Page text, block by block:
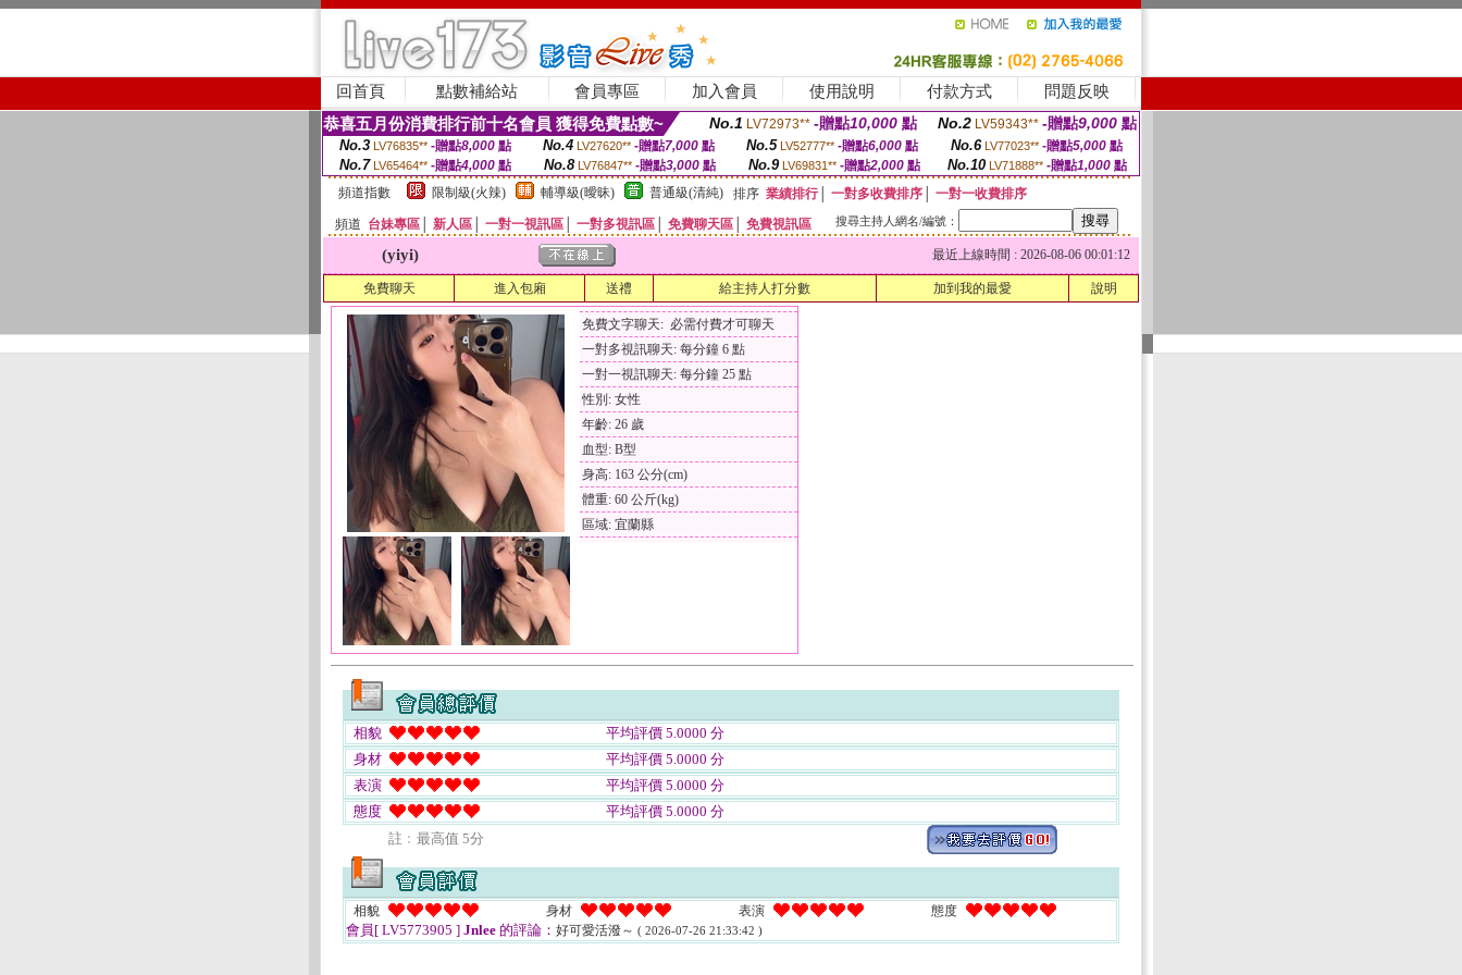
回首頁 點數補給站 會員專區 加入會員 使用說明 付款方式 問題反映
恭喜五月份消費排行前十名會員 獲得免費點數~ No.1 LV72973** -贈點10,000 點 No.2 LV59343** -贈點9,000 點
No.3 LV76835** -贈點8,000點 No.4 LV27620** -贈點7,000點 No.5 LV52777** -贈點6,000點 No.6 LV77023** -贈點5,000點
No.7 LV65464** -贈點4,000 點 No.8 LV76847** -贈點3,000 點 No.9 LV69831** -贈點2,000點 No.10 LV71888** -贈點1,000 點
頻道指數
限制級(火辣) 輔導級(曖昧) 普通級(清純) 排序 業績排行│ 一對多收費排序
一對一收費排序
頻道 台妹專區 新人區 一對一視訊區 一對多視訊區 免費聊天區 免費視訊區 搜尋主持人網名/編號：
(yiyi) 最近上線時間 : 2026-08-06 00:01:12
免費聊天 進入包廂 送禮 給主持人打分數 加到我的最愛 說明
免費文字聊天: 必需付費才可聊天
一對多視訊聊天: 每分鐘 6 點
一對一視訊聊天: 每分鐘 25 點
性別: 女性
年齡: 26 歲
血型: B型
身高: 163 公分(cm)
體重: 60 公斤(kg)
區域: 宜蘭縣
相貌
平均評價 5.0000 分
身材
平均評價 5.0000 分
表演
平均評價 5.0000 分
態度
平均評價 5.0000 分
註﹕最高值 5分
相貌 身材 表演 態度
會員[ LV5773905 ] Jnlee 的評論： 好可愛活潑～ ( 2026-07-26 21:33:42 )